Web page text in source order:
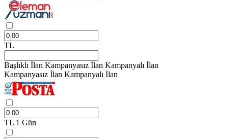
TL
Başlıklı İlan Kampanyasız İlan Kampanyalı İlan
Kampanyasız İlan Kampanyalı İlan
TL 1 Gün